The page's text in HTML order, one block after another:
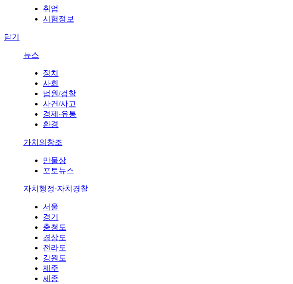
취업
시험정보
닫기
뉴스
정치
사회
법원/검찰
사건/사고
경제·유통
환경
가치의창조
만물상
포토뉴스
자치행정·자치경찰
서울
경기
충청도
경상도
전라도
강원도
제주
세종